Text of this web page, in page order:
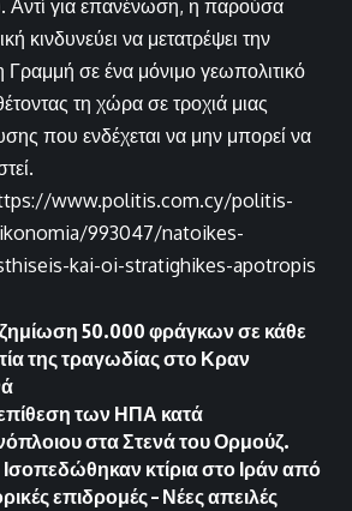
Αντί για επανένωση, η παρούσα
κινδυνεύει να μετατρέψει την
Γραμμή σε ένα μόνιμο γεωπολιτικό
τη χώρα σε τροχιά μιας
που ενδέχεται να μην μπορεί να
www.politis.com.cy/politis-
993047/natoikes-
kai-oi-stratighikes-apotropis
50.000 φράγκων σε κάθε
της τραγωδίας στο Κραν
των ΗΠΑ κατά
στα Στενά του Ορμούζ.
κτίρια στο Ιράν από
επιδρομές – Νέες απειλές